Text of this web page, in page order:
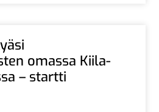
omassa Kiila-
– startti